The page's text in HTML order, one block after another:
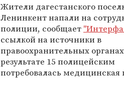
Жители дагестанского
Ленинкент напали на
полиции, сообщает
ссылкой на источники в
правоохранительных
результате 15 полицейским
потребовалась